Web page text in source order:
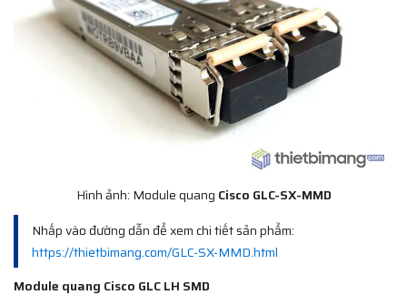
Hình ảnh: Module quang Cisco GLC-SX-MMD
Nhấp vào đường dẫn để xem chi tiết sản phẩm:
https://thietbimang.com/GLC-SX-MMD.html
Module quang Cisco GLC LH SMD